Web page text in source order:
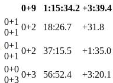
0+9 1:15:34.2 +3:39.4
0+1
0+1
0+2 18:26.7 +31.8
0+1
0+1
0+2 37:15.5 +1:35.0
0+0
0+3
0+3 56:52.4 +3:20.1